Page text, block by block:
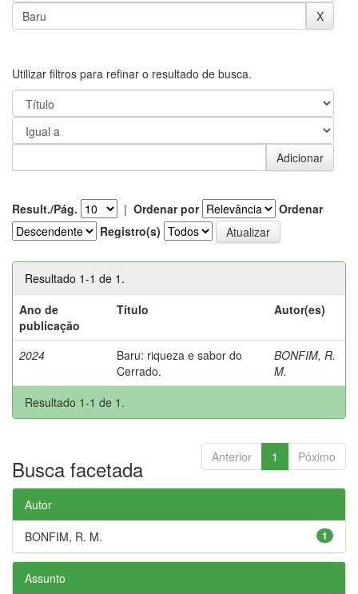
Utilizar filtros para refinar o resultado de busca.
Result./Pág. | Ordenar por
Ordenar
Registro(s)
Resultado 1-1 de 1.
Ano de
publicação
Título Autor(es)
2024
Baru: riqueza e sabor do
Cerrado.
BONFIM, R.
M.
Resultado 1-1 de 1.
Anterior 1 Póximo
Busca facetada
Autor
1
BONFIM, R. M.
Assunto